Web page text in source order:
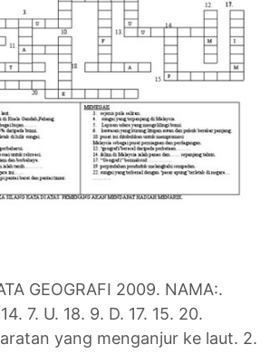
GEOGRAFI 2009. NAMA:.
7. U. 18. 9. D. 17. 15. 20.
yang menganjur ke laut. 2.